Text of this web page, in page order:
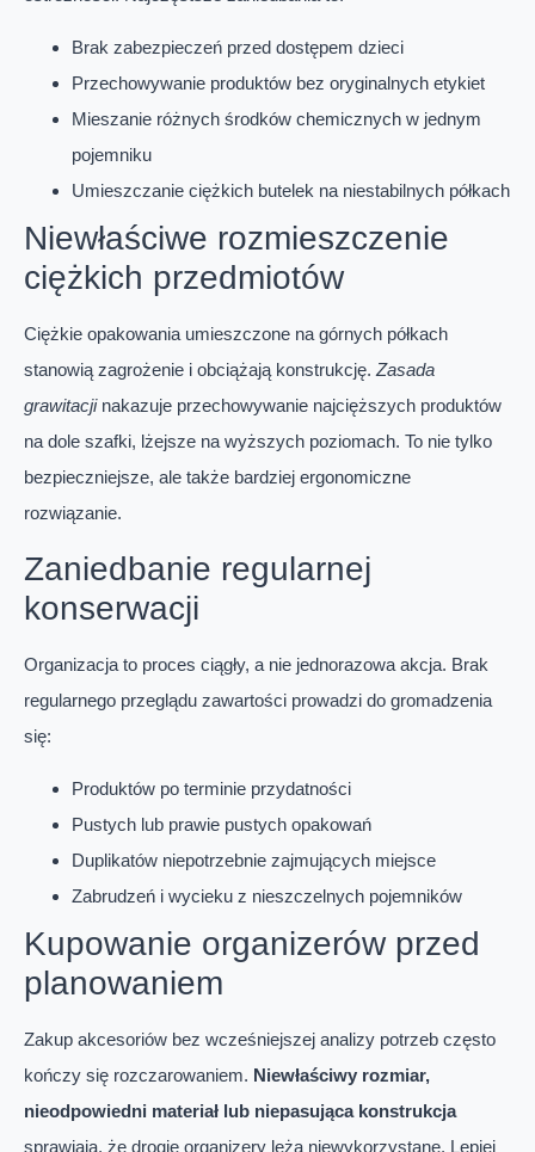
Brak zabezpieczeń przed dostępem dzieci
Przechowywanie produktów bez oryginalnych etykiet
Mieszanie różnych środków chemicznych w jednym
pojemniku
Umieszczanie ciężkich butelek na niestabilnych półkach
Niewłaściwe rozmieszczenie
ciężkich przedmiotów
Ciężkie opakowania umieszczone na górnych półkach
stanowią zagrożenie i obciążają konstrukcję. Zasada
grawitacjinakazuje przechowywanie najcięższych produktów
na dole szafki, lżejsze na wyższych poziomach. To nie tylko
bezpieczniejsze, ale także bardziej ergonomiczne
rozwiązanie.
Zaniedbanie regularnej
konserwacji
Organizacja to proces ciągły, a nie jednorazowa akcja. Brak
regularnego przeglądu zawartości prowadzi do gromadzenia
się:
Produktów po terminie przydatności
Pustych lub prawie pustych opakowań
Duplikatów niepotrzebnie zajmujących miejsce
Zabrudzeń i wycieku z nieszczelnych pojemników
Kupowanie organizerów przed
planowaniem
Zakup akcesoriów bez wcześniejszej analizy potrzeb często
kończy się rozczarowaniem. Niewłaściwy rozmiar,
nieodpowiedni materiał lub niepasująca konstrukcja
sprawiają, że drogie organizery leżą niewykorzystane. Lepiej